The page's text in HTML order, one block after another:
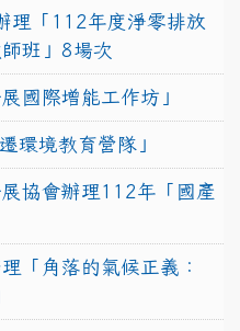
理「112年度淨零排放
班」8場次
國際增能工作坊」
環境教育營隊」
協會辦理112年「國產
「角落的氣候正義：